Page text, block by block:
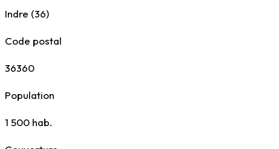
Indre (36)
Code postal
36360
Population
1 500 hab.